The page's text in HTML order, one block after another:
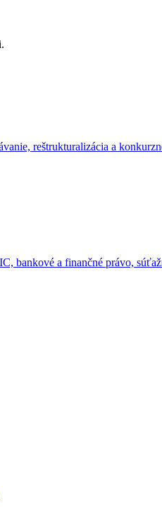
reštrukturalizácia a
bankové a finančné právo,